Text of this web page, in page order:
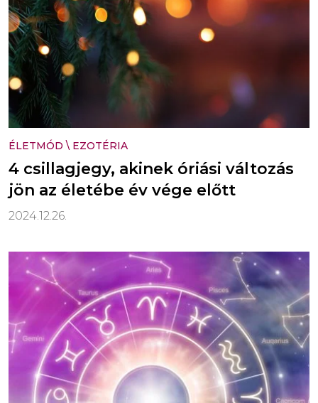
ÉLETMÓD \ EZOTÉRIA
4 csillagjegy, akinek óriási változás
jön az életébe év vége előtt
2024.12.26.